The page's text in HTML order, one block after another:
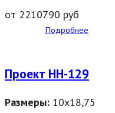
от 2210790 руб
Подробнее
Проект НН-129
Размеры: 10х18,75